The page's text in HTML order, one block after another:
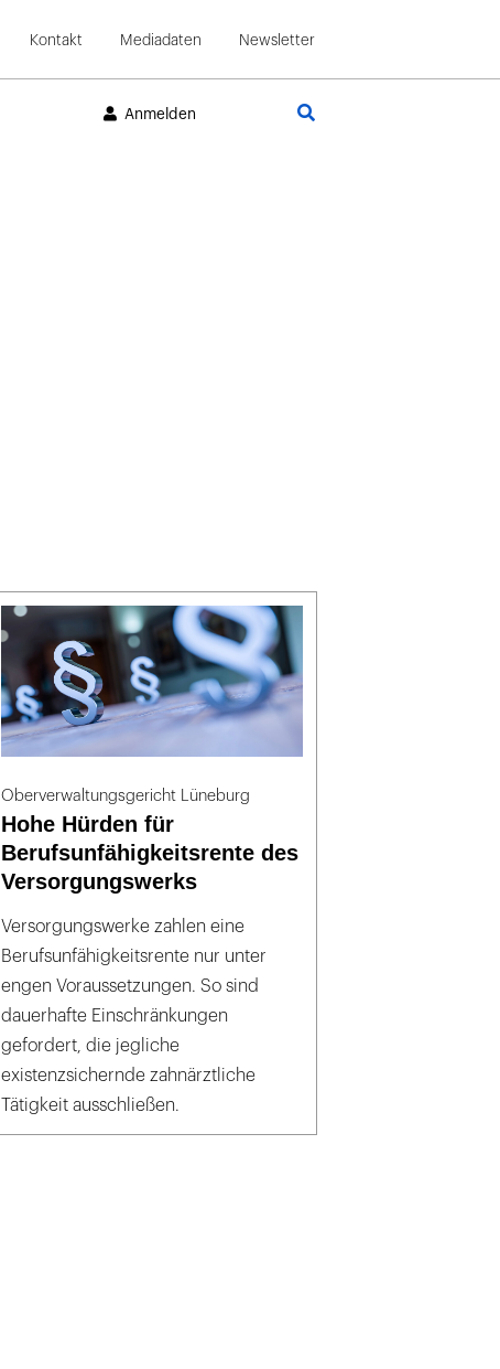
Kontakt Mediadaten Newsletter
Anmelden
Oberverwaltungsgericht Lüneburg
Hohe Hürden für
Berufsunfähigkeitsrente des
Versorgungswerks
Versorgungswerke zahlen eine
Berufsunfähigkeitsrente nur unter
engen Voraussetzungen. So sind
dauerhafte Einschränkungen
gefordert, die jegliche
existenzsichernde zahnärztliche
Tätigkeit ausschließen.